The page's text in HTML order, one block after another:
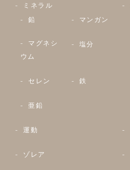
ミネラル
鉛
マンガン
マグネシ
ウム
塩分
セレン 鉄
亜鉛
運動
ゾレア